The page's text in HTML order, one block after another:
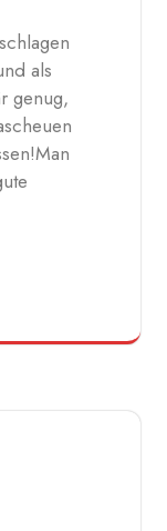
als
genug,